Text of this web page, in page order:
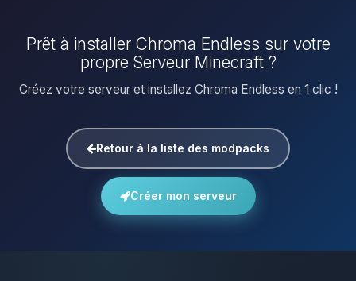
Prêt à installer Chroma Endless sur votre
propre Serveur Minecraft ?
Créez votre serveur et installez Chroma Endless en 1 clic !
Retour à la liste des modpacks
Créer mon serveur